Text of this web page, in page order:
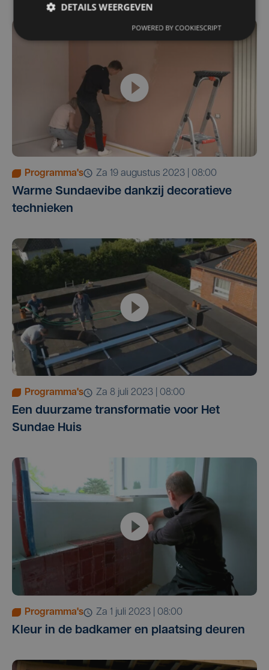
Programma's za 19 augustus 2023 | 08:00
Warme Sundaevibe dankzij decoratieve
technieken
Programma's za 8 juli 2023 | 08:00
Een duurzame transformatie voor Het
Sundae Huis
Programma's za 1 juli 2023 | 08:00
Kleur in de badkamer en plaatsing deuren
DETAILS WEERGEVEN
POWERED BY COOKIESCRIPT